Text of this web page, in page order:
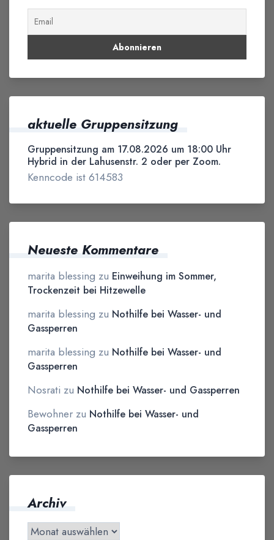
aktuelle Gruppensitzung
Gruppensitzung am 17.08.2026 um 18:00 Uhr
Hybrid in der Lahusenstr. 2 oder per Zoom.
Kenncode ist 614583
Neueste Kommentare
marita blessing zu Einweihung im Sommer,
Trockenzeit bei Hitzewelle
marita blessing zu Nothilfe bei Wasser- und
Gassperren
marita blessing zu Nothilfe bei Wasser- und
Gassperren
Nosrati zu Nothilfe bei Wasser- und Gassperren
Bewohnerzu Nothilfe bei Wasser- und
Gassperren
Archiv